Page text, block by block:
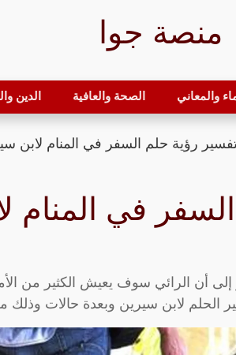
منصة جوا
والمعاني الصحة والعافية الدين
رؤية حلم السفر في المنام لابن
في المنام
أن الرائي سوف يعيش الكثير من
الحلم لابن سيرين وبعدة حالات وذلك